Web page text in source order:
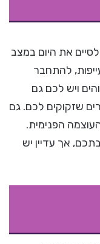
לסיים את היום במצב
להתחבר
ויש לכם גם
שזקוקים לכם. גם
הפנימית.
אך עדיין יש